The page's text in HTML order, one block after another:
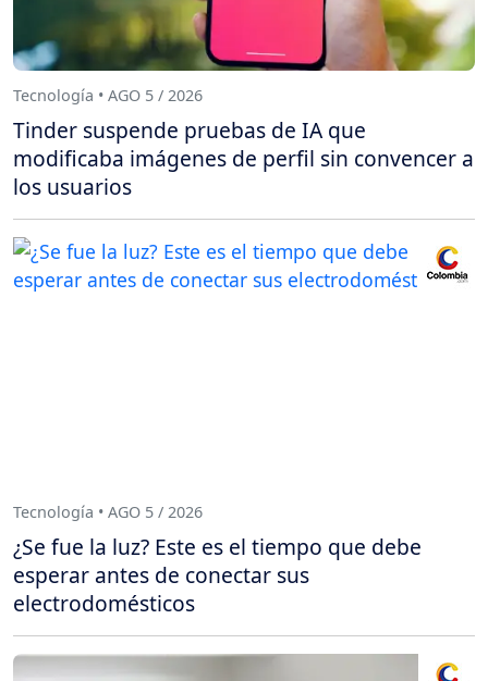
Tecnología • AGO 5 / 2026
Tinder suspende pruebas de IA que
modificaba imágenes de perfil sin convencer a
los usuarios
Tecnología • AGO 5 / 2026
¿Se fue la luz? Este es el tiempo que debe
esperar antes de conectar sus
electrodomésticos